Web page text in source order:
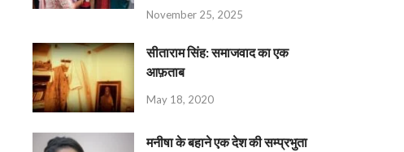
November 25, 2025
सीताराम सिंह: समाजवाद का एक
आफ़ताब
May 18, 2020
मनीषा के बहाने एक देश की सम्प्रभुता